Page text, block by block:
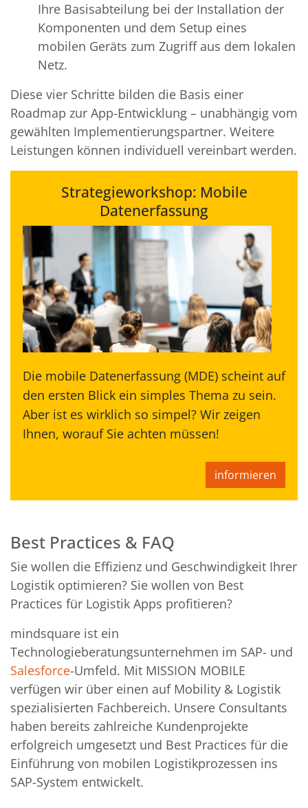
Ihre Basisabteilung bei der Installation der
Komponenten und dem Setup eines
mobilen Geräts zum Zugriff aus dem lokalen
Netz.
Diese vier Schritte bilden die Basis einer
Roadmap zur App-Entwicklung – unabhängig vom
gewählten Implementierungspartner. Weitere
Leistungen können individuell vereinbart werden.
Strategieworkshop: Mobile
Datenerfassung
Die mobile Datenerfassung (MDE) scheint auf
den ersten Blick ein simples Thema zu sein.
Aber ist es wirklich so simpel? Wir zeigen
Ihnen, worauf Sie achten müssen!
informieren
Best Practices & FAQ
Sie wollen die Effizienz und Geschwindigkeit Ihrer
Logistik optimieren? Sie wollen von Best
Practices für Logistik Apps profitieren?
mindsquare ist ein
Technologieberatungsunternehmen im SAP- und
Salesforce-Umfeld. Mit MISSION MOBILE
verfügen wir über einen auf Mobility & Logistik
spezialisierten Fachbereich. Unsere Consultants
haben bereits zahlreiche Kundenprojekte
erfolgreich umgesetzt und Best Practices für die
Einführung von mobilen Logistikprozessen ins
SAP-System entwickelt.